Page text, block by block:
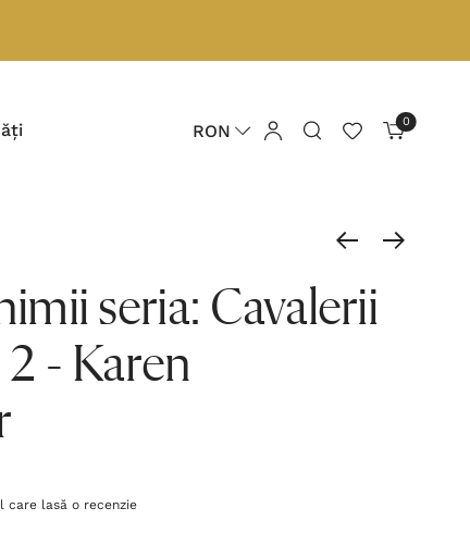
RON 0
seria: Cavalerii
- Karen
care lasă o recenzie